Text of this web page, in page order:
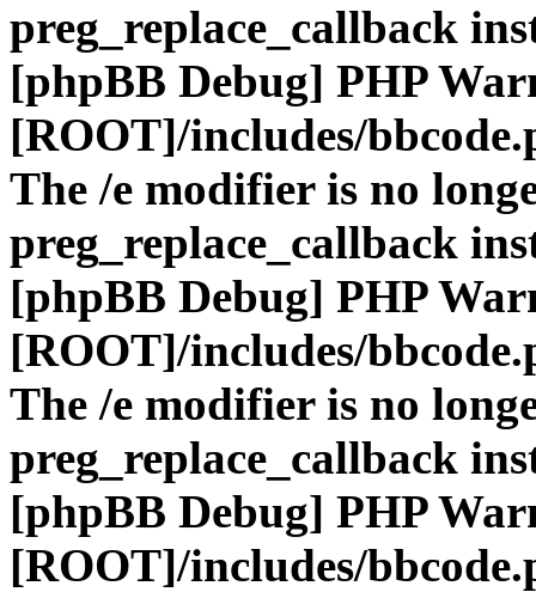
preg_replace_callback
[phpBB Debug] PHP
[ROOT]/includes/
The /e modifier is no
preg_replace_callback
[phpBB Debug] PHP
[ROOT]/includes/
The /e modifier is no
preg_replace_callback
[phpBB Debug] PHP
[ROOT]/includes/